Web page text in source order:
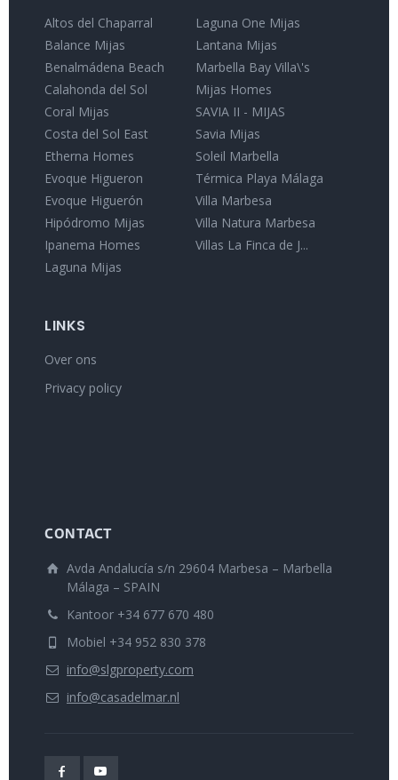
Altos del Chaparral
Balance Mijas
Benalmádena Beach
Calahonda del Sol
Coral Mijas
Costa del Sol East
Etherna Homes
Evoque Higueron
Evoque Higuerón
Hipódromo Mijas
Ipanema Homes
Laguna Mijas
Laguna One Mijas
Lantana Mijas
Marbella Bay Villa\'s
Mijas Homes
SAVIA II - MIJAS
Savia Mijas
Soleil Marbella
Térmica Playa Málaga
Villa Marbesa
Villa Natura Marbesa
Villas La Finca de J...
LINKS
Over ons
Privacy policy
CONTACT
Avda Andalucía s/n 29604 Marbesa – Marbella
Málaga – SPAIN
Kantoor +34 677 670 480
Mobiel +34 952 830 378
info@slgproperty.com
info@casadelmar.nl